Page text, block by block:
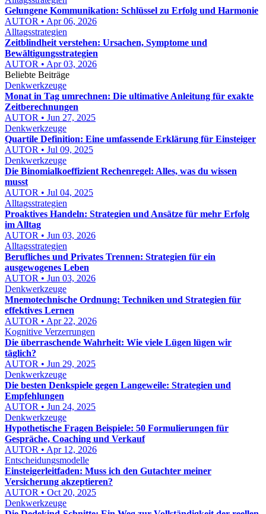
Gelungene Kommunikation: Schlüssel zu Erfolg und Harmonie
AUTOR • Apr 06, 2026
Alltagsstrategien
Zeitblindheit verstehen: Ursachen, Symptome und
Bewältigungsstrategien
AUTOR • Apr 03, 2026
Beliebte Beiträge
Denkwerkzeuge
Monat in Tag umrechnen: Die ultimative Anleitung für exakte
Zeitberechnungen
AUTOR • Jun 27, 2025
Denkwerkzeuge
Quartile Definition: Eine umfassende Erklärung für Einsteiger
AUTOR • Jul 09, 2025
Denkwerkzeuge
Die Binomialkoeffizient Rechenregel: Alles, was du wissen
musst
AUTOR • Jul 04, 2025
Alltagsstrategien
Proaktives Handeln: Strategien und Ansätze für mehr Erfolg
im Alltag
AUTOR • Jun 03, 2026
Alltagsstrategien
Berufliches und Privates Trennen: Strategien für ein
ausgewogenes Leben
AUTOR • Jun 03, 2026
Denkwerkzeuge
Mnemotechnische Ordnung: Techniken und Strategien für
effektives Lernen
AUTOR • Apr 22, 2026
Kognitive Verzerrungen
Die überraschende Wahrheit: Wie viele Lügen lügen wir
täglich?
AUTOR • Jun 29, 2025
Denkwerkzeuge
Die besten Denkspiele gegen Langeweile: Strategien und
Empfehlungen
AUTOR • Jun 24, 2025
Denkwerkzeuge
Hypothetische Fragen Beispiele: 50 Formulierungen für
Gespräche, Coaching und Verkauf
AUTOR • Apr 12, 2026
Entscheidungsmodelle
Einsteigerleitfaden: Muss ich den Gutachter meiner
Versicherung akzeptieren?
AUTOR • Oct 20, 2025
Denkwerkzeuge